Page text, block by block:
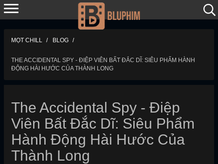
MỌT CHILL BLOG
THE ACCIDENTAL SPY - ĐIỆP VIÊN BẤT ĐẮC DĨ: SIÊU PHẨM HÀNH
ĐỘNG HÀI HƯỚC CỦA THÀNH LONG
The Accidental Spy - Điệp
Viên Bất Đắc Dĩ: Siêu Phẩm
Hành Động Hài Hước Của
Thành Long